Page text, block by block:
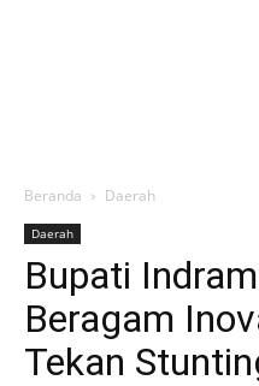
Beranda Daerah
Daerah
Bupati
Beragam
Tekan